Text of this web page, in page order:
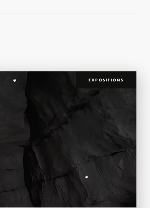
EXPOSITIONS